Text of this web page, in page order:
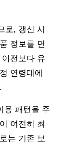
로, 갱신 시
정보를 면
전보다 유
연령대에
용 패턴을 주
여전히 최
는 기존 보